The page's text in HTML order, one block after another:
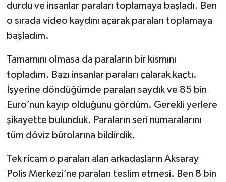
durdu ve insanlar paraları toplamaya başladı. Ben
o sırada video kaydını açarak paraları toplamaya
başladım.
Tamamını olmasa da paraların bir kısmını
topladım. Bazı insanlar paraları çalarak kaçtı.
İşyerine döndüğümde paraları saydık ve 85 bin
Euro’nun kayıp olduğunu gördüm. Gerekli yerlere
şikayette bulunduk. Paraların seri numaralarını
tüm döviz bürolarına bildirdik.
Tek ricam o paraları alan arkadaşların Aksaray
Polis Merkezi’ne paraları teslim etmesi. Ben 8 bin